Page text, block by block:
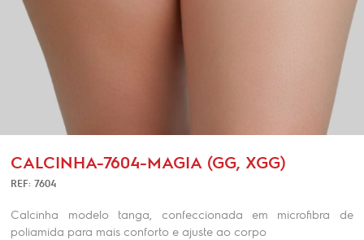
CALCINHA-7604-MAGIA (GG, XGG)
REF: 7604
Calcinha modelo tanga, confeccionada em microfibra de
poliamida para mais conforto e ajuste ao corpo